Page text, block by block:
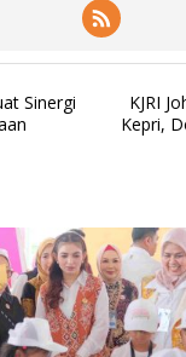
Sinergi
KJRI
Kepri,